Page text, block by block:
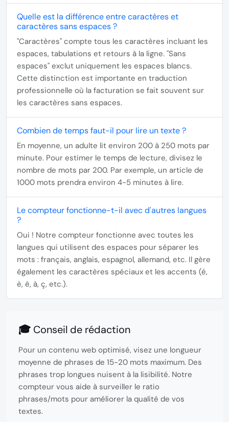
Quelle est la différence entre caractères et
caractères sans espaces ?
"Caractères" compte tous les caractères incluant les
espaces, tabulations et retours à la ligne. "Sans
espaces" exclut uniquement les espaces blancs.
Cette distinction est importante en traduction
professionnelle où la facturation se fait souvent sur
les caractères sans espaces.
Combien de temps faut-il pour lire un texte ?
En moyenne, un adulte lit environ 200 à 250 mots par
minute. Pour estimer le temps de lecture, divisez le
nombre de mots par 200. Par exemple, un article de
1000 mots prendra environ 4-5 minutes à lire.
Le compteur fonctionne-t-il avec d'autres langues
?
Oui ! Notre compteur fonctionne avec toutes les
langues qui utilisent des espaces pour séparer les
mots : français, anglais, espagnol, allemand, etc. Il gère
également les caractères spéciaux et les accents (é,
è, ê, à, ç, etc.).
🎓 Conseil de rédaction
Pour un contenu web optimisé, visez une longueur
moyenne de phrases de 15-20 mots maximum. Des
phrases trop longues nuisent à la lisibilité. Notre
compteur vous aide à surveiller le ratio
phrases/mots pour améliorer la qualité de vos
textes.